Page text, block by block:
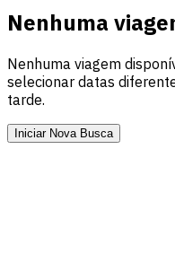
Nenhuma
Nenhuma viagem
selecionar datas
tarde.
Iniciar Nova Busca